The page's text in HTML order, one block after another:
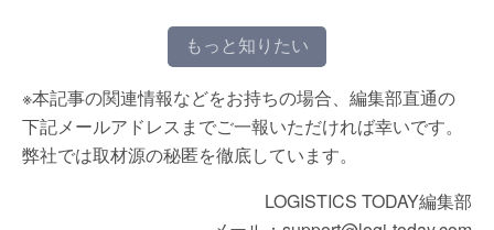
もっと知りたい
※本記事の関連情報などをお持ちの場合、編集部直通の
下記メールアドレスまでご一報いただければ幸いです。
弊社では取材源の秘匿を徹底しています。
LOGISTICS TODAY編集部